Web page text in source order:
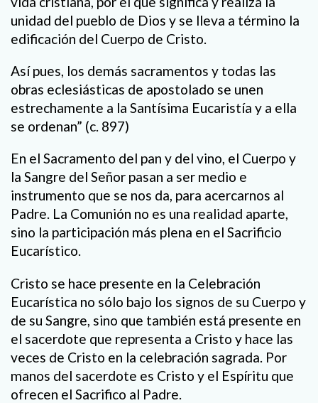
unidad del pueblo de Dios y se lleva a término la
edificación del Cuerpo de Cristo.
Así pues, los demás sacramentos y todas las
obras eclesiásticas de apostolado se unen
estrechamente a la Santísima Eucaristía y a ella
se ordenan” (c. 897)
En el Sacramento del pan y del vino, el Cuerpo y
la Sangre del Señor pasan a ser medio e
instrumento que se nos da, para acercarnos al
Padre. La Comunión no es una realidad aparte,
sino la participación más plena en el Sacrificio
Eucarístico.
Cristo se hace presente en la Celebración
Eucarística no sólo bajo los signos de su Cuerpo y
de su Sangre, sino que también está presente en
el sacerdote que representa a Cristo y hace las
veces de Cristo en la celebración sagrada. Por
manos del sacerdote es Cristo y el Espíritu que
ofrecen el Sacrifico al Padre.